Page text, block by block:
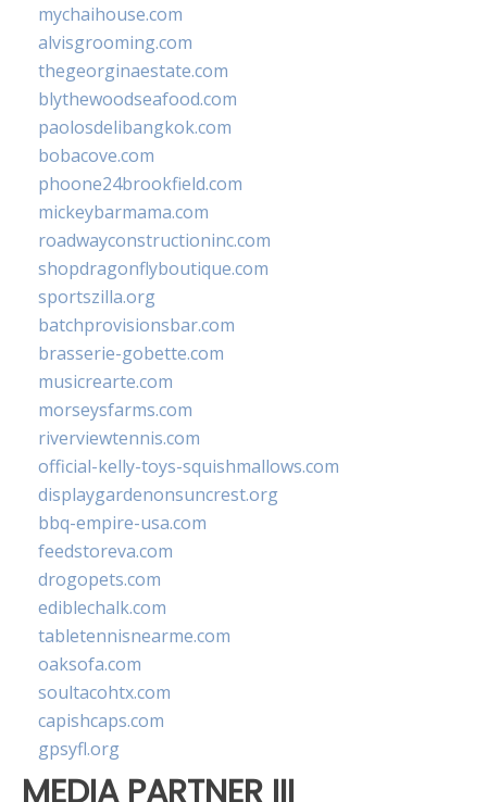
mychaihouse.com
alvisgrooming.com
thegeorginaestate.com
blythewoodseafood.com
paolosdelibangkok.com
bobacove.com
phoone24brookfield.com
mickeybarmama.com
roadwayconstructioninc.com
shopdragonflyboutique.com
sportszilla.org
batchprovisionsbar.com
brasserie-gobette.com
musicrearte.com
morseysfarms.com
riverviewtennis.com
official-kelly-toys-squishmallows.com
displaygardenonsuncrest.org
bbq-empire-usa.com
feedstoreva.com
drogopets.com
ediblechalk.com
tabletennisnearme.com
oaksofa.com
soultacohtx.com
capishcaps.com
gpsyfl.org
MEDIA PARTNER III